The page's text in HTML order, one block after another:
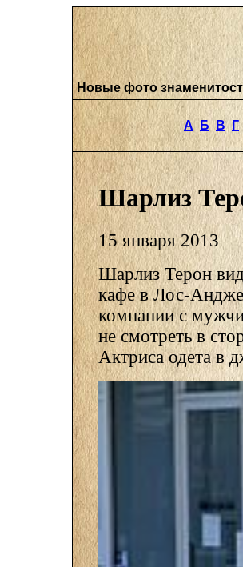
Новые фото
А Б В Г
Шарлиз
15 января 2013
Шарлиз Терон
кафе в Лос-
компании с
не смотреть в
Актриса одета в